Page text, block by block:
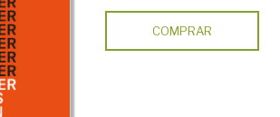
COMPRAR